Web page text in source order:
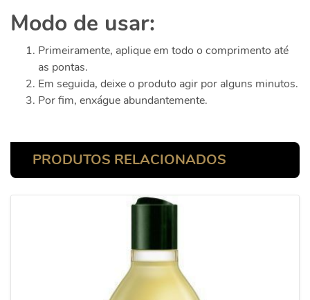
Modo de usar:
Primeiramente, aplique em todo o comprimento até
as pontas.
Em seguida, deixe o produto agir por alguns minutos.
Por fim, enxágue abundantemente.
PRODUTOS RELACIONADOS